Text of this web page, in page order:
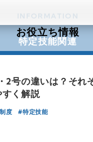
お役立ち情報
特定技能関連
2号の違いは？それ
く解説
制度 特定技能